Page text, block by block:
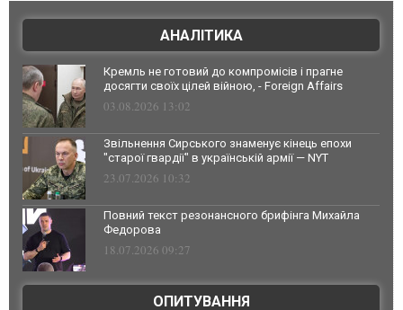
АНАЛІТИКА
Кремль не готовий до компромісів і прагне
досягти своїх цілей війною, - Foreign Affairs
03.08.2026 13:02
Звільнення Сирського знаменує кінець епохи
"старої гвардії" в українській армії — NYT
23.07.2026 10:32
Повний текст резонансного брифінга Михайла
Федорова
18.07.2026 09:27
ОПИТУВАННЯ